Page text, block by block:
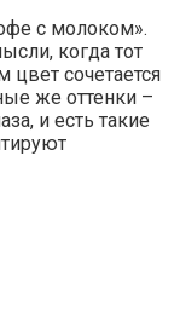
с молоком».
когда тот
сочетается
же оттенки –
и есть такие